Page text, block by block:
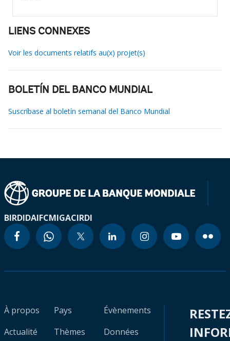
LIENS CONNEXES
Voir les documents relatifs au(x) projet(s)
BOLETÍN DEL BANCO MUNDIAL
Suscríbase al boletín semanal del Banco Mundial
BIRDIDAIFCMIGACIRDI
À propos
Actualité
Pays
Thèmes
Évènements
Données